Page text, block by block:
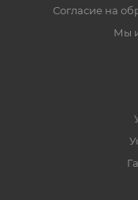
Согласие на
Мы